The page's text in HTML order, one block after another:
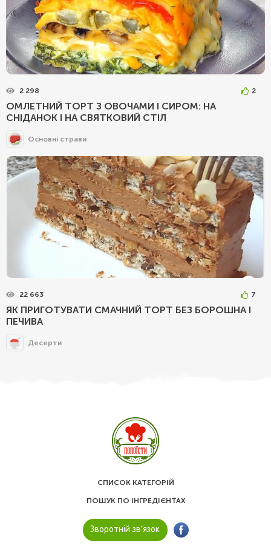
2 298 2
ОМЛЕТНИЙ ТОРТ З ОВОЧАМИ І СИРОМ: НА
СНІДАНОК І НА СВЯТКОВИЙ СТІЛ
Основні страви
22 663 7
ЯК ПРИГОТУВАТИ СМАЧНИЙ ТОРТ БЕЗ БОРОШНА І
ПЕЧИВА
Десерти
СПИСОК КАТЕГОРІЙ
ПОШУК ПО ІНГРЕДІЄНТАХ
Зворотній зв’язок